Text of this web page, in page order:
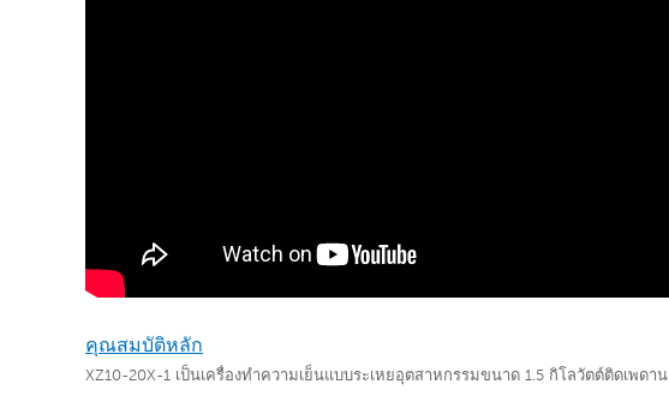
คุณสมบัติหลัก
XZ10-20X-1 เป็นเครื่องทำความเย็นแบบระเหยอุตสาหกรรมขนาด 1.5 กิโลวัตต์ติดเพดาน